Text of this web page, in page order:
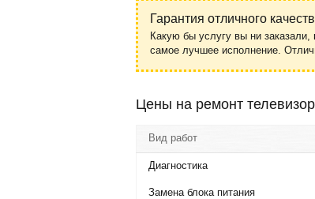
Гарантия отличного
Какую бы услугу вы ни
самое лучшее исполнение.
Цены на ремонт
Вид работ
Диагностика
Замена блока питания